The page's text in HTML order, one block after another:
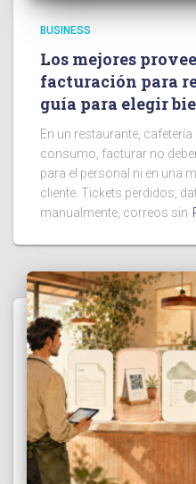
BUSINESS
Los mejores
facturación para
guía para elegir
En un restaurante,
consumo, facturar no
para el personal ni en una
cliente. Tickets perdidos,
manualmente, correos sin